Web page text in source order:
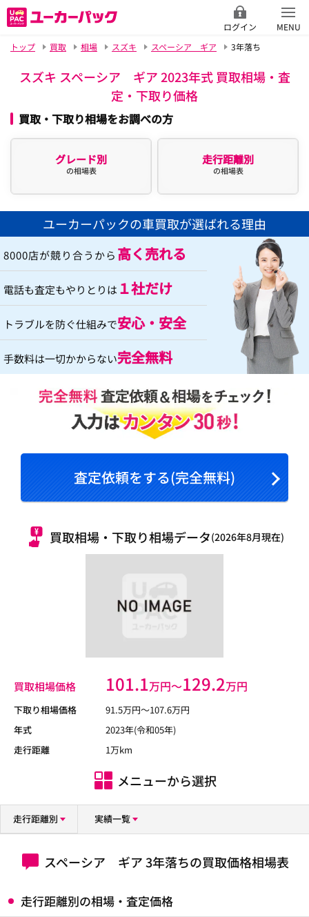
ログイン
MENU
トップ
買取 相場 スズキ スペーシア ギア 3年落ち
スズキ スペーシア ギア 2023年式 買取相場・査
定・下取り価格
買取・下取り相場をお調べの方
グレード別
の相場表
走行距離別
の相場表
ユーカーパックの車買取が選ばれる理由
8000店が競り合うから 高く売れる
電話も査定もやりとりは １社だけ
トラブルを防ぐ仕組みで安心・安全
手数料は一切かからない完全無料
査定依頼をする(完全無料)
買取相場・下取り相場データ(2026年8月現在)
買取相場価格 101.1万円〜129.2万円
下取り相場価格 91.5万円〜107.6万円
年式
2023年(令和05年)
走行距離
1万km
メニューから選択
走行距離別 実績一覧
スペーシア ギア 3年落ちの買取価格相場表
走行距離別の相場・査定価格